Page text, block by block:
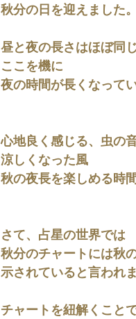
秋分の日を迎えました。
昼と夜の長さはほぼ同
ここを機に
夜の時間が長くなって
心地良く感じる、虫の
涼しくなった風
秋の夜長を楽しめる時
さて、占星の世界では
秋分のチャートには秋
示されていると言われま
チャートを紐解くこと